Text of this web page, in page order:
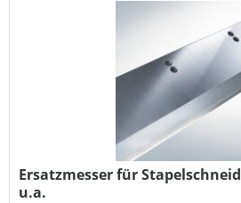
Ersatzmesser für
u.a.